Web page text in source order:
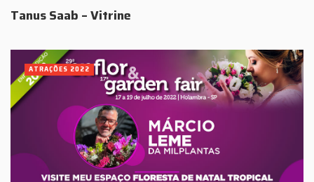
Tanus Saab – Vitrine
ATRAÇÕES 2022